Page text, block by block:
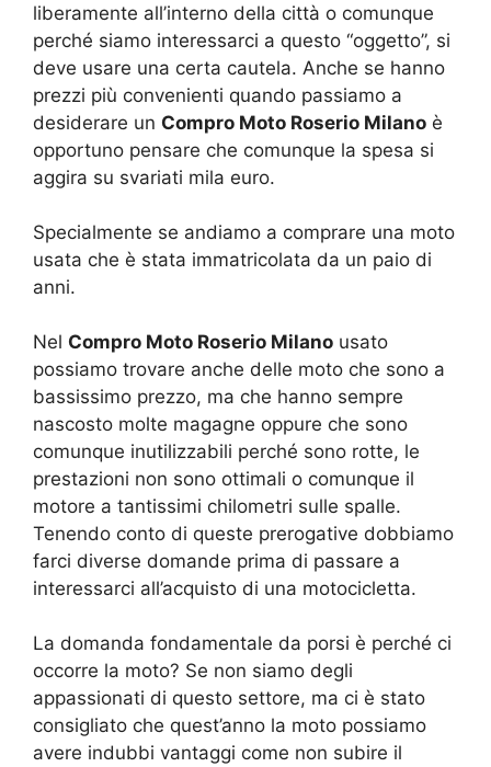
liberamente all’interno della città o comunque
perché siamo interessarci a questo “oggetto”, si
deve usare una certa cautela. Anche se hanno
prezzi più convenienti quando passiamo a
desiderare un Compro Moto Roserio Milano è
opportuno pensare che comunque la spesa si
aggira su svariati mila euro.
Specialmente se andiamo a comprare una moto
usata che è stata immatricolata da un paio di
anni.
Nel Compro Moto Roserio Milano usato
possiamo trovare anche delle moto che sono a
bassissimo prezzo, ma che hanno sempre
nascosto molte magagne oppure che sono
comunque inutilizzabili perché sono rotte, le
prestazioni non sono ottimali o comunque il
motore a tantissimi chilometri sulle spalle.
Tenendo conto di queste prerogative dobbiamo
farci diverse domande prima di passare a
interessarci all’acquisto di una motocicletta.
La domanda fondamentale da porsi è perché ci
occorre la moto? Se non siamo degli
appassionati di questo settore, ma ci è stato
consigliato che quest’anno la moto possiamo
avere indubbi vantaggi come non subire il